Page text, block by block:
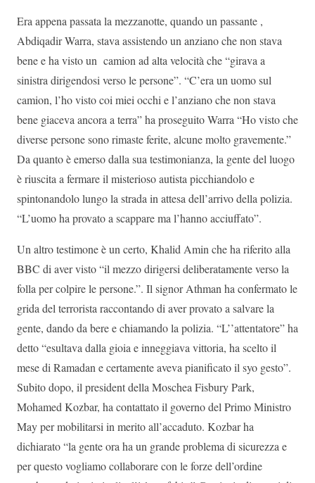
Era appena passata la mezzanotte, quando un passante ,
Abdiqadir Warra, stava assistendo un anziano che non stava
bene e ha visto un camion ad alta velocità che “girava a
sinistra dirigendosi verso le persone”. “C’era un uomo sul
camion, l’ho visto coi miei occhi e l’anziano che non stava
bene giaceva ancora a terra” ha proseguito Warra “Ho visto che
diverse persone sono rimaste ferite, alcune molto gravemente.”
Da quanto è emerso dalla sua testimonianza, la gente del luogo
è riuscita a fermare il misterioso autista picchiandolo e
spintonandolo lungo la strada in attesa dell’arrivo della polizia.
“L’uomo ha provato a scappare ma l’hanno acciuffato”.
Un altro testimone è un certo, Khalid Amin che ha riferito alla
BBC di aver visto “il mezzo dirigersi deliberatamente verso la
folla per colpire le persone.”. Il signor Athman ha confermato le
grida del terrorista raccontando di aver provato a salvare la
gente, dando da bere e chiamando la polizia. “L’’attentatore” ha
detto “esultava dalla gioia e inneggiava vittoria, ha scelto il
mese di Ramadan e certamente aveva pianificato il syo gesto”.
Subito dopo, il president della Moschea Fisbury Park,
Mohamed Kozbar, ha contattato il governo del Primo Ministro
May per mobilitarsi in merito all’accaduto. Kozbar ha
dichiarato “la gente ora ha un grande problema di sicurezza e
per questo vogliamo collaborare con le forze dell’ordine